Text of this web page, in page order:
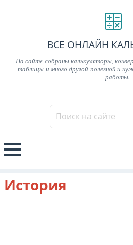
ВСЕ ОНЛАЙН
На сайте собраны калькуляторы,
таблицы и много другой полезной и
работы.
История